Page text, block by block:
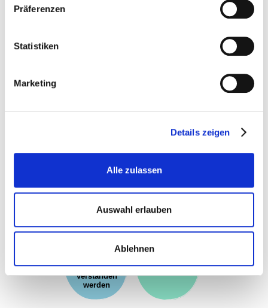
Präferenzen
Statistiken
Marketing
Details zeigen
Alle zulassen
Auswahl erlauben
Ablehnen
denk­mo­dell-Blog­bei­träge von Julian‑G. Mehler